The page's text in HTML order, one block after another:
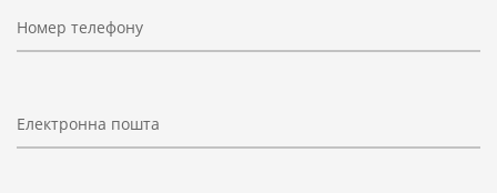
Номер телефону
Електронна пошта